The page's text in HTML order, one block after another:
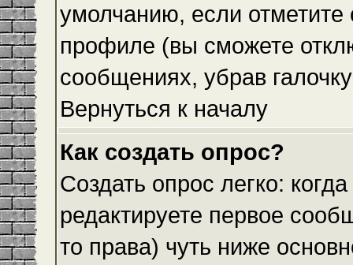
умолчанию, если
профиле (вы сможете
сообщениях, убрав
Вернуться к началу
Как создать опрос?
Создать опрос легко:
редактируете первое
то права) чуть ниже